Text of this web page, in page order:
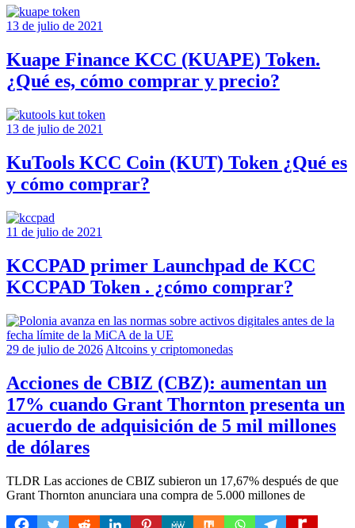
13 de julio de 2021
Kuape Finance KCC (KUAPE) Token.
¿Qué es, cómo comprar y precio?
13 de julio de 2021
KuTools KCC Coin (KUT) Token ¿Qué es
y cómo comprar?
11 de julio de 2021
KCCPAD primer Launchpad de KCC
KCCPAD Token . ¿cómo comprar?
29 de julio de 2026 Altcoins y criptomonedas
Acciones de CBIZ (CBZ): aumentan un
17% cuando Grant Thornton presenta un
acuerdo de adquisición de 5 mil millones
de dólares
TLDR Las acciones de CBIZ subieron un 17,67% después de que
Grant Thornton anunciara una compra de 5.000 millones de